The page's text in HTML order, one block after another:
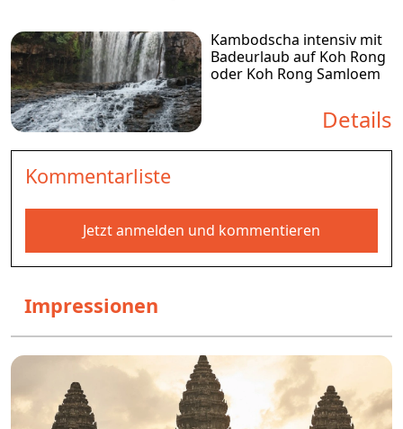
Kambodscha intensiv mit
Badeurlaub auf Koh Rong
oder Koh Rong Samloem
Details
Kommentarliste
Jetzt anmelden und kommentieren
Impressionen